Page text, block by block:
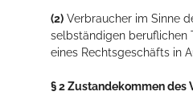
(2) Verbraucher im Sinne
selbständigen beruflichen
eines Rechtsgeschäfts in
§ 2 Zustandekommen des